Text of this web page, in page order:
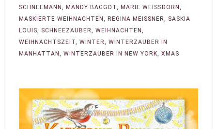
SCHNEEMANN , MANDY BAGGOT, MARIE WEISSDORN
,
MASKIERTE WEIHNACHTEN , REGINA MEISSNER , SASKIA
LOUIS, SCHNEEZAUBER, WEIHNACHTEN ,
WEIHNACHTSZEIT, WINTER, WINTERZAUBER IN
MANHATTAN , WINTERZAUBER IN NEW YORK, XMAS